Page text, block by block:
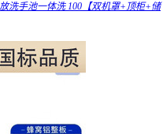
洗手池一体洗 100【双机罩+顶柜+储